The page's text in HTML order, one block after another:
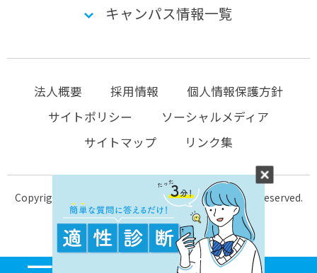
キャンパス情報一覧
法人概要 採用情報
個人情報保護方針
サイトポリシー
ソーシャルメディア
サイトマップ
リンク集
Copyright © 2004-2026 KTC-school.com All Rights Reserved.